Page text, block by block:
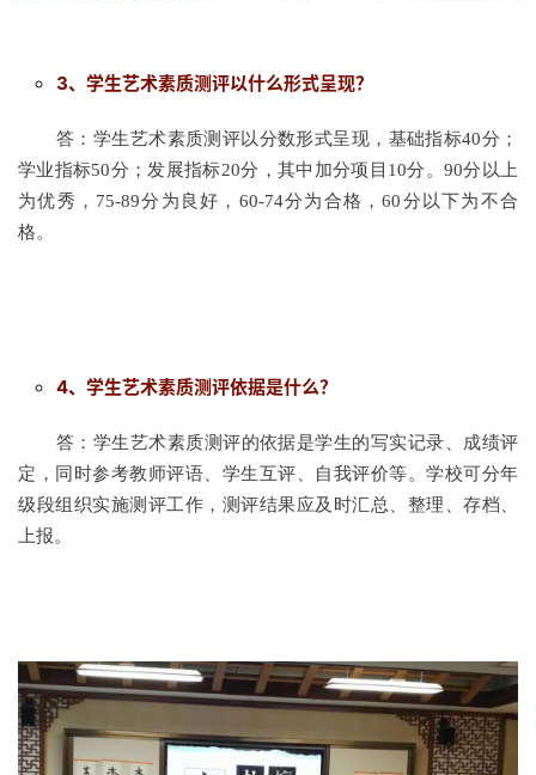
3、学生艺术素质测评以什么形式呈现？
答：学生艺术素质测评以分数形式呈现，基础指标40分；
学业指标50分；发展指标20分，其中加分项目10分。90分以上
为优秀，75-89分为良好，60-74分为合格，60分以下为不合
格。
4、学生艺术素质测评依据是什么？
答：学生艺术素质测评的依据是学生的写实记录、成绩评
定，同时参考教师评语、学生互评、自我评价等。学校可分年
级段组织实施测评工作，测评结果应及时汇总、整理、存档、
上报。